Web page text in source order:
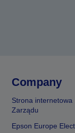
Company
Strona internetowa
Zarządu
Epson Europe